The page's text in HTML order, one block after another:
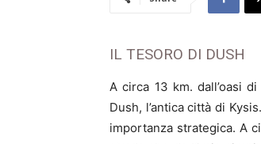
IL TESORO DI DUSH
A circa 13 km. dall’oasi
Dush, l’antica città di
importanza strategica. A